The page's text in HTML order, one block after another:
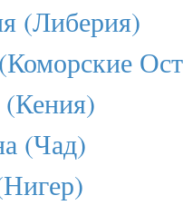
(Либерия)
(Чад)